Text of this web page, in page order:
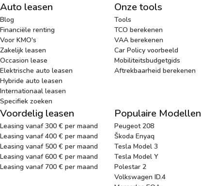
Auto leasen
Blog
Financiële renting
Voor KMO's
Zakelijk leasen
Occasion lease
Elektrische auto leasen
Hybride auto leasen
Internationaal leasen
Specifiek zoeken
Onze tools
Tools
TCO berekenen
VAA berekenen
Car Policy voorbeeld
Mobiliteitsbudgetgids
Aftrekbaarheid berekenen
Voordelig leasen
Leasing vanaf 300 € per maand
Leasing vanaf 400 € per maand
Leasing vanaf 500 € per maand
Leasing vanaf 600 € per maand
Leasing vanaf 700 € per maand
Populaire Modellen
Peugeot 208
Škoda Enyaq
Tesla Model 3
Tesla Model Y
Polestar 2
Volkswagen ID.4